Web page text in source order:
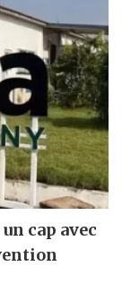
cap avec